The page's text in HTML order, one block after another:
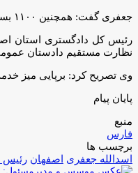
جعفری گفت: همچنین ۱۱۰۰ بسته معیشتی نیز که به همت خیران نیک اندیش اصفهان آماده شده بود همزمان با حضور ریاست قوه قضاییه بین خانواده‌های زندانیان توزیع شد.
نظارت مستقیم دادستان
وی تصریح کرد: برپایی میز
پایان پیام
منبع
فارس
برچسب ها
اسدالله جعفری اصفهان رئیس